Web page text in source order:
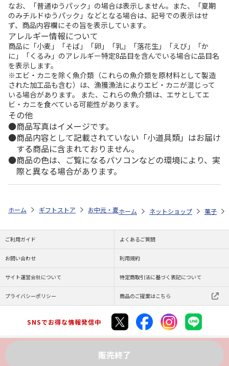
なお、「普通ゆうパック」の場合は表示しません。また、「夏期
のみチルドゆうパック」などとなる場合は、記号での表示はせ
ず、商品内容欄にその旨を表示しています。
アレルギー情報について
商品に「小麦」「そば」「卵」「乳」「落花生」「えび」「か
に」「くるみ」のアレルギー特定8品目を含んでいる場合に品目名
を表示します。
※エビ・カニを除く魚介類（これらの魚介類を原材料として製造
された加工品も含む）は、漁獲漁法によりエビ・カニが混じって
いる場合があります。 また、これらの魚介類は、エサとしてエ
ビ・カニを食べている可能性があります。
その他
商品写真はイメージです。
商品内容として記載されていない「小道具類」はお届け
する商品に含まれておりません。
商品の色は、ご覧になるパソコンなどの環境により、実
際と異なる場合があります。
販売終了
ホーム ギフトストア お中元・夏ギフト特集 2026 ゆうゆうギフト
ホーム ネットショップ 菓子
ご利用ガイド よくあるご質問
お問い合わせ 利用規約
サイト運営会社について 特定商取引法に基づく表記について
プライバシーポリシー 商品のご提案はこちら
SNSでお得な情報発信中